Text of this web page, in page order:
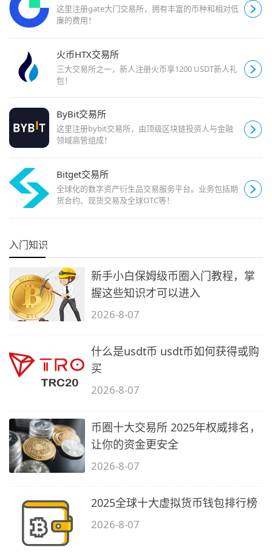
这里注册gate大门交易所，拥有丰富的币种和相对低
廉的费用！
火币HTX交易所
三大交易所之一，新人注册火币享1200 USDT新人礼
包！
ByBit交易所
这里注册bybit交易所，由顶级区块链投资人与金融
领域高管组成！
Bitget交易所
全球化的数字资产衍生品交易服务平台。业务包括期
货合约、现货交易及全球OTC等！
入门知识
新手小白保姆级币圈入门教程，掌
握这些知识才可以进入
2026-8-07
什么是usdt币 usdt币如何获得或购
买
2026-8-07
币圈十大交易所 2025年权威排名，
让你的资金更安全
2026-8-07
2025全球十大虚拟货币钱包排行榜
2026-8-07